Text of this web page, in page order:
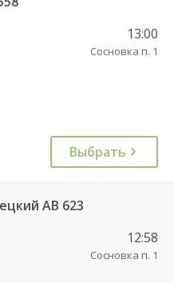
13:00
Сосновка п. 1
Выбрать
АВ 623
12:58
Сосновка п. 1